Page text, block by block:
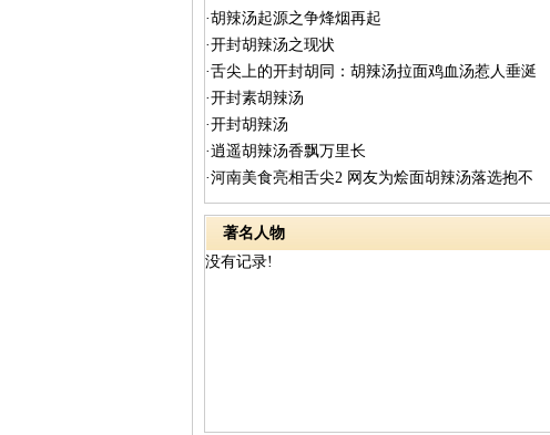
·胡辣汤起源之争烽烟再起
·开封胡辣汤之现状
·舌尖上的开封胡同：胡辣汤拉面鸡血汤惹人垂涎
·开封素胡辣汤
·开封胡辣汤
·逍遥胡辣汤香飘万里长
·河南美食亮相舌尖2 网友为烩面胡辣汤落选抱不
著名人物
没有记录!